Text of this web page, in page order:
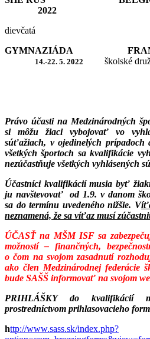
2022
dievčatá
GYMNAZIÁDA
14.-22. 5. 2022 školské
Právo účasti na Medzinárodných
si môžu žiaci vybojovať vo
súťažiach, v ojedinelých
všetkých športoch sa kvalifikácie
nezúčastňuje všetkých vyhlásených
Účastníci kvalifikácií musia byť
ju navštevovať
od 1.9. v danom
sa do termínu uvedeného nižšie. V
neznamená, že sa víťaz musí
ÚČASŤ na MŠM ISF sa
možností – finančných,
o čom na svojom zasadnutí
ako člen Medzinárodnej federácie
bude SAŠŠ informovať na svojom
PRIHLÁŠKY do kvalifikácií
prostredníctvom prihlasovacieho
http://www.sass.sk/index.php?